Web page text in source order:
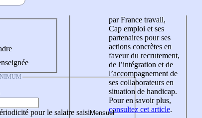
pour le salaire saisi
par France travail,
Cap emploi et ses
partenaires pour ses
actions concrètes en
faveur du recrutement,
de l’intégration et de
l’accompagnement de
ses collaborateurs en
situation de handicap.
Pour en savoir plus,
consultez cet article.